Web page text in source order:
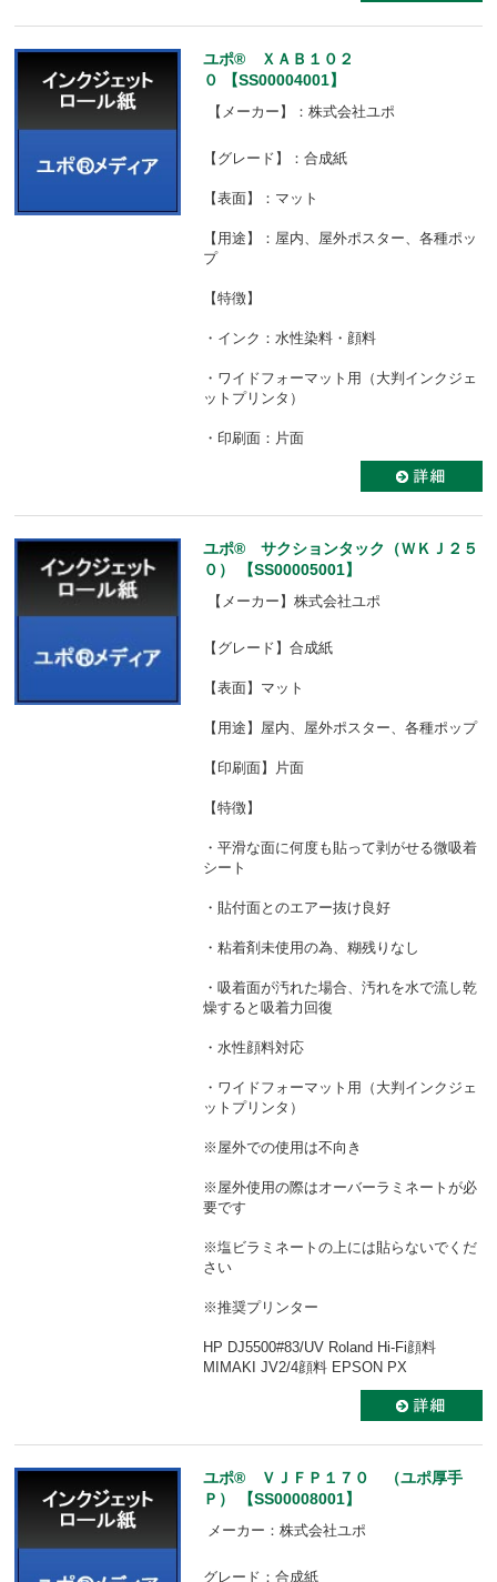
ユポ® ＸＡＢ１０２
０ 【SS00004001】
【メーカー】：株式会社ユポ
【グレード】：合成紙
【表面】：マット
【用途】：屋内、屋外ポスター、各種ポッ
プ
【特徴】
・インク：水性染料・顔料
・ワイドフォーマット用（大判インクジェ
ットプリンタ）
・印刷面：片面
ユポ® サクションタック（ＷＫＪ２５
０） 【SS00005001】
【メーカー】株式会社ユポ
【グレード】合成紙
【表面】マット
【用途】屋内、屋外ポスター、各種ポップ
【印刷面】片面
【特徴】
・平滑な面に何度も貼って剥がせる微吸着
シート
・貼付面とのエアー抜け良好
・粘着剤未使用の為、糊残りなし
・吸着面が汚れた場合、汚れを水で流し乾
燥すると吸着力回復
・水性顔料対応
・ワイドフォーマット用（大判インクジェ
ットプリンタ）
※屋外での使用は不向き
※屋外使用の際はオーバーラミネートが必
要です
※塩ビラミネートの上には貼らないでくだ
さい
※推奨プリンター
HP DJ5500#83/UV Roland Hi-Fi顔料
MIMAKI JV2/4顔料 EPSON PX
ユポ® ＶＪＦＰ１７０ （ユポ厚手
Ｐ） 【SS00008001】
メーカー：株式会社ユポ
グレード：合成紙